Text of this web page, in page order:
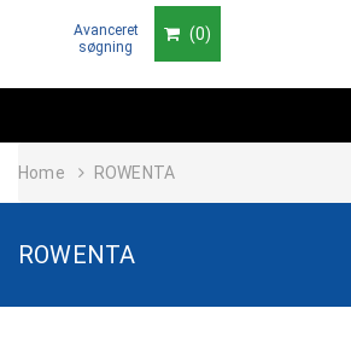
Avanceret
søgning
(0)
Home ROWENTA
ROWENTA